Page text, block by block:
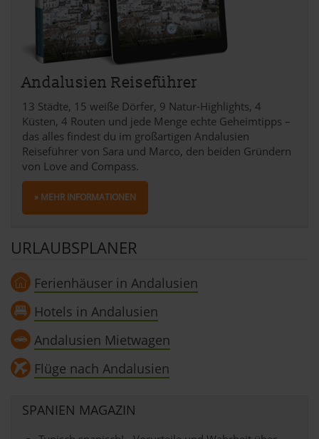
Andalusien Reiseführer
13 Städte, 15 weiße Dörfer, 9 Natur-Highlights, 4
Küsten, 4 Routen und jede Menge echte Geheimtipps –
das alles findest du im großartigen Andalusien
Reiseführer von Sara und Marco, den beiden Gründern
von Love and Compass.
» MEHR INFORMATIONEN
URLAUBSPLANER
Ferienhäuser in Andalusien
Hotels in Andalusien
Andalusien Mietwagen
Flüge nach Andalusien
SPANIEN MAGAZIN